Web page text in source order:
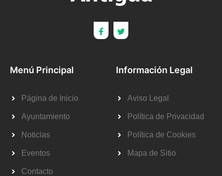
Menú Principal
Página de Inicio
Ayuntamiento
Noticias
Eventos
Contacto
Información Legal
Aviso Legal
Política de Privacidad
Política de Cookies
Mapa de Sitio